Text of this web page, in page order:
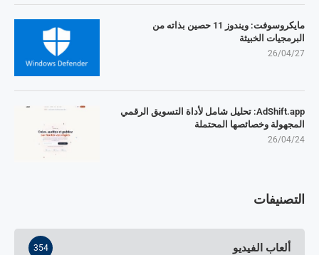
مايكروسوفت: ويندوز 11 حصين بذاته من
البرمجيات الخبيثة
26/04/27
AdShift.app: تحليل شامل لأداة التسويق الرقمي
المجهولة وخصائصها المحتملة
26/04/24
التصنيفات
ألعاب الفيديو 354